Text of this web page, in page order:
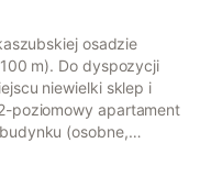
osadzie
m). Do dyspozycji
niewielki sklep i
poziomowy apartament
(osobne,
jego dolny poziom